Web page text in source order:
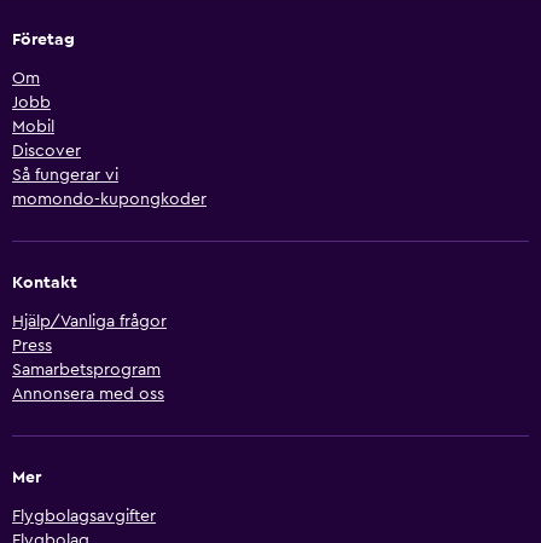
Företag
Om
Jobb
Mobil
Discover
Så fungerar vi
momondo-kupongkoder
Kontakt
Hjälp/Vanliga frågor
Press
Samarbetsprogram
Annonsera med oss
Mer
Flygbolagsavgifter